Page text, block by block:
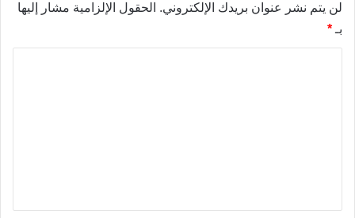
لن يتم نشر عنوان بريدك الإلكتروني. الحقول الإلزامية مشار إليها
بـ *